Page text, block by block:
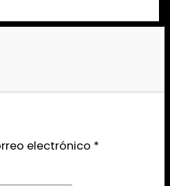
electrónico *